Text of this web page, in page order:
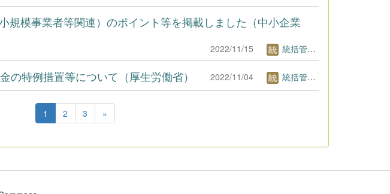
規模事業者等関連）のポイント等を掲載しました（中小企業
2022/11/15 統括管理者1
の特例措置等について（厚生労働省） 2022/11/04 統括管理者1
1 2 3 »